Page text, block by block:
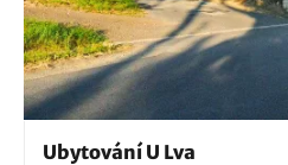
Ubytování U Lva